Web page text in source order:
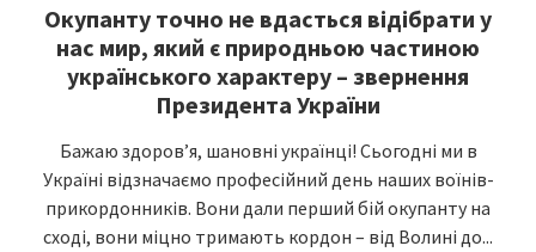
Окупанту точно не вдасться відібрати у
нас мир, який є природньою частиною
українського характеру – звернення
Президента України
Бажаю здоров’я, шановні українці! Сьогодні ми в
Україні відзначаємо професійний день наших воїнів-
прикордонників. Вони дали перший бій окупанту на
сході, вони міцно тримають кордон – від Волині до...